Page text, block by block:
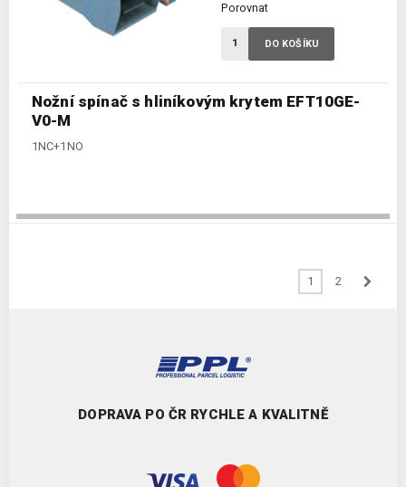
Nožní spínač s hliníkovým krytem EFT10GE-
V0-M
1NC+1NO
Porovnat
DO KOŠÍKU
1 2
DOPRAVA PO ČR RYCHLE A KVALITNĚ